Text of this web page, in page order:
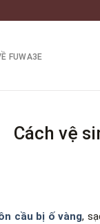
FUWA3E
Cách vệ
cầu bị ố vàng,